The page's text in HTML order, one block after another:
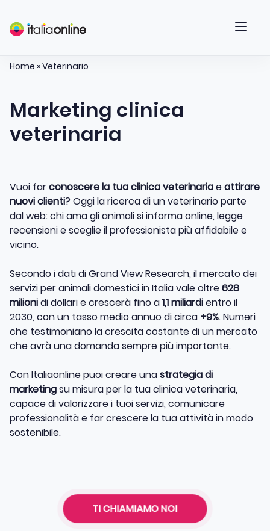
Home »Veterinario
Marketing clinica
veterinaria
Vuoi farconoscere la tua clinica veterinariaeattirare
nuovi clienti? Oggi la ricerca di un veterinario parte
dal web: chi ama gli animali si informa online, legge
recensioni e sceglie il professionista più affidabile e
vicino.
Secondo i dati di Grand View Research, il mercato dei
servizi per animali domestici in Italia vale oltre628
milionidi dollari e crescerà fino a1,1 miliardientro il
2030, con un tasso medio annuo di circa +9%. Numeri
che testimoniano la crescita costante di un mercato
che avrà una domanda sempre più importante.
Con Italiaonline puoi creare unastrategia di
marketingsu misura per la tua clinica veterinaria,
capace di valorizzare i tuoi servizi, comunicare
professionalità e far crescere la tua attività in modo
sostenibile.
TI CHIAMIAMO NOI